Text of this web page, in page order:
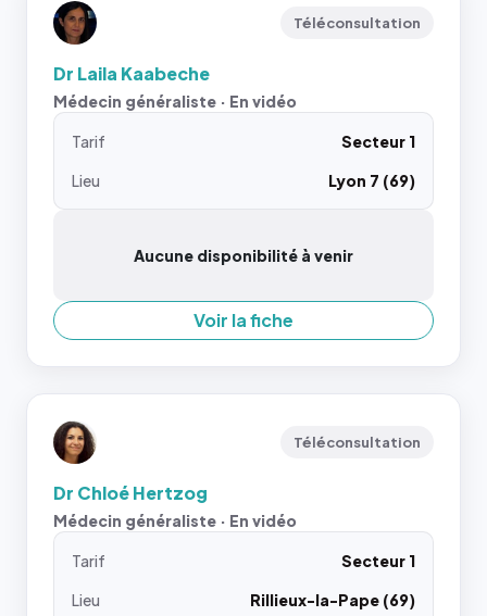
Téléconsultation
Dr Laila Kaabeche
Médecin généraliste · En vidéo
Tarif
Secteur 1
Lieu
Lyon 7 (69)
Aucune disponibilité à venir
Voir la fiche
Téléconsultation
Dr Chloé Hertzog
Médecin généraliste · En vidéo
Tarif
Secteur 1
Lieu
Rillieux-la-Pape (69)